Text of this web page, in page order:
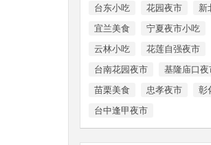
台东小吃
花园夜市
新
宜兰美食
宁夏夜市小吃
云林小吃
花莲自强夜市
台南花园夜市
基隆庙口夜
苗栗美食
忠孝夜市
彰
台中逢甲夜市